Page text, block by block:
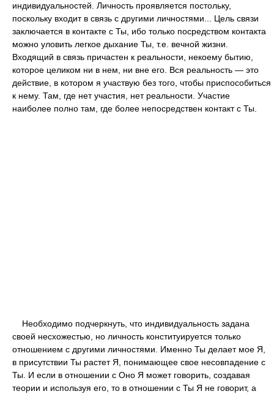
индивидуальностей. Личность проявляется постольку,
поскольку входит в связь с другими личностями... Цель связи
заключается в контакте с Ты, ибо только посредством контакта
можно уловить легкое дыхание Ты, т.е. вечной жизни.
Входящий в связь причастен к реальности, некоему бытию,
которое целиком ни в нем, ни вне его. Вся реальность — это
действие, в котором я участвую без того, чтобы приспособиться
к нему. Там, где нет участия, нет реальности. Участие
наиболее полно там, где более непосредствен контакт с Ты.
Необходимо подчеркнуть, что индивидуальность задана
своей несхожестью, но личность конституируется только
отношением с другими личностями. Именно Ты делает мое Я,
в присутствии Ты растет Я, понимающее свое несовпадение с
Ты. И если в отношении с Оно Я может говорить, создавая
теории и используя его, то в отношении с Ты Я не говорит, а